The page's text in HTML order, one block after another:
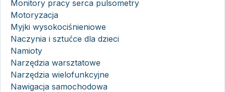
Monitory pracy serca pulsometry
Motoryzacja
Myjki wysokociśnieniowe
Naczynia i sztućce dla dzieci
Namioty
Narzędzia warsztatowe
Narzędzia wielofunkcyjne
Nawigacja samochodowa